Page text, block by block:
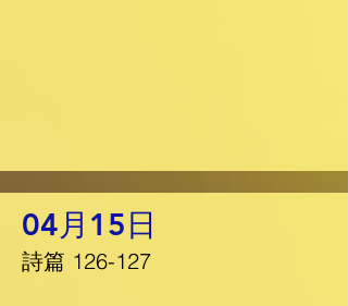
04月15日
詩篇 126-127